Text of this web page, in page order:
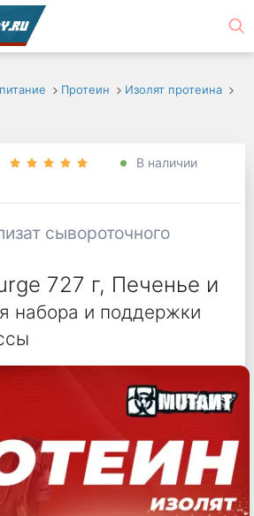
Протеин
Изолят протеина
В наличии
сывороточного
727 г, Печенье и
набора и поддержки